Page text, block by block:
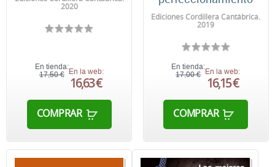
2020
En tienda:
17,50 € En la web:
16,63 €
COMPRAR
Ediciones Cordillera Cantábrica.
2019
En tienda:
17,00 €
En la web:
16,15 €
COMPRAR